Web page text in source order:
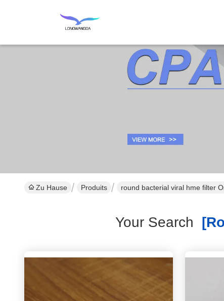
Zu Hause Produits round bacterial viral hme filter
Your Search